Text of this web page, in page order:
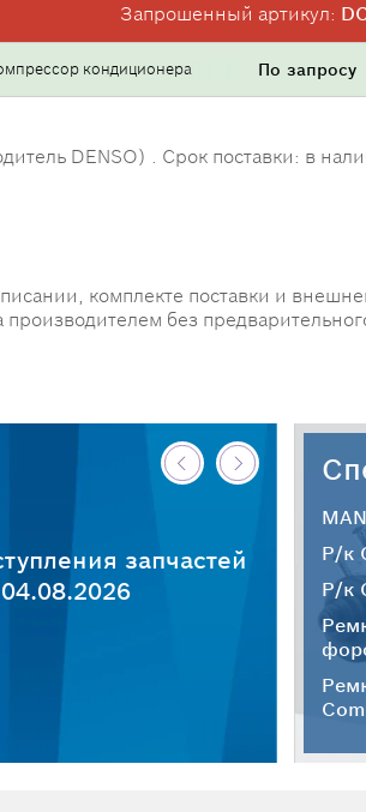
Запрошенный артикул:
кондиционера По запросу
DENSO) . Срок поставки: в
комплекте поставки и
без
запчастей
Р/к
Р/к